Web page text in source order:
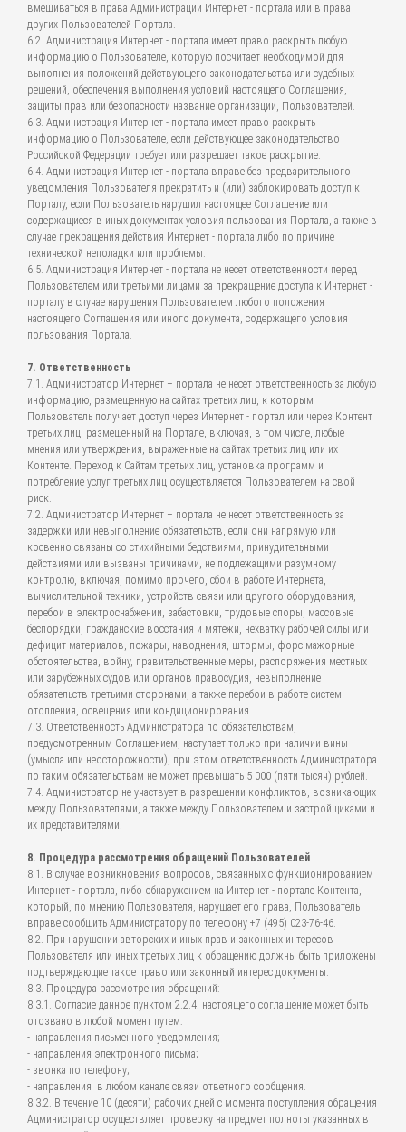
вмешиваться в права Администрации Интернет - портала или в права
других Пользователей Портала.
6.2. Администрация Интернет - портала имеет право раскрыть любую
информацию о Пользователе, которую посчитает необходимой для
выполнения положений действующего законодательства или судебных
решений, обеспечения выполнения условий настоящего Соглашения,
защиты прав или безопасности название организации, Пользователей.
6.3. Администрация Интернет - портала имеет право раскрыть
информацию о Пользователе, если действующее законодательство
Российской Федерации требует или разрешает такое раскрытие.
6.4. Администрация Интернет - портала вправе без предварительного
уведомления Пользователя прекратить и (или) заблокировать доступ к
Порталу, если Пользователь нарушил настоящее Соглашение или
содержащиеся в иных документах условия пользования Портала, а также в
случае прекращения действия Интернет - портала либо по причине
технической неполадки или проблемы.
6.5. Администрация Интернет - портала не несет ответственности перед
Пользователем или третьими лицами за прекращение доступа к Интернет -
порталу в случае нарушения Пользователем любого положения
настоящего Соглашения или иного документа, содержащего условия
пользования Портала.
7. Ответственность
7.1. Администратор Интернет – портала не несет ответственность за любую
информацию, размещенную на сайтах третьих лиц, к которым
Пользователь получает доступ через Интернет - портал или через Контент
третьих лиц, размещенный на Портале, включая, в том числе, любые
мнения или утверждения, выраженные на сайтах третьих лиц или их
Контенте. Переход к Сайтам третьих лиц, установка программ и
потребление услуг третьих лиц осуществляется Пользователем на свой
риск.
7.2. Администратор Интернет – портала не несет ответственность за
задержки или невыполнение обязательств, если они напрямую или
косвенно связаны со стихийными бедствиями, принудительными
действиями или вызваны причинами, не подлежащими разумному
контролю, включая, помимо прочего, сбои в работе Интернета,
вычислительной техники, устройств связи или другого оборудования,
перебои в электроснабжении, забастовки, трудовые споры, массовые
беспорядки, гражданские восстания и мятежи, нехватку рабочей силы или
дефицит материалов, пожары, наводнения, штормы, форс-мажорные
обстоятельства, войну, правительственные меры, распоряжения местных
или зарубежных судов или органов правосудия, невыполнение
обязательств третьими сторонами, а также перебои в работе систем
отопления, освещения или кондиционирования.
7.3. Ответственность Администратора по обязательствам,
предусмотренным Соглашением, наступает только при наличии вины
(умысла или неосторожности), при этом ответственность Администратора
по таким обязательствам не может превышать 5 000 (пяти тысяч) рублей.
7.4. Администратор не участвует в разрешении конфликтов, возникающих
между Пользователями, а также между Пользователем и застройщиками и
их представителями.
8. Процедура рассмотрения обращений Пользователей
8.1. В случае возникновения вопросов, связанных с функционированием
Интернет - портала, либо обнаружением на Интернет - портале Контента,
который, по мнению Пользователя, нарушает его права, Пользователь
вправе сообщить Администратору по телефону +7 (495) 023-76-46.
8.2. При нарушении авторских и иных прав и законных интересов
Пользователя или иных третьих лиц к обращению должны быть приложены
подтверждающие такое право или законный интерес документы.
8.3. Процедура рассмотрения обращений:
8.3.1. Согласие данное пунктом 2.2.4. настоящего соглашение может быть
отозвано в любой момент путем:
- направления письменного уведомления;
- направления электронного письма;
- звонка по телефону;
- направления в любом канале связи ответного сообщения.
8.3.2. В течение 10 (десяти) рабочих дней с момента поступления обращения
Администратор осуществляет проверку на предмет полноты указанных в